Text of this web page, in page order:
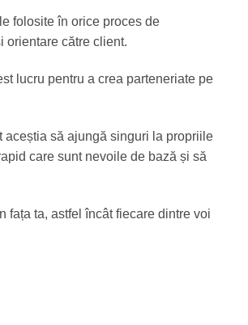
folosite în orice proces de
orientare către client.
lucru pentru a crea parteneriate pe
aceștia să ajungă singuri la propriile
care sunt nevoile de bază și să
fața ta, astfel încât fiecare dintre voi